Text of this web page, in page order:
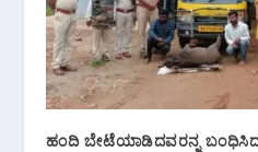
ಹಂದಿ ಬೇಟೆಯಾಡಿದವರ‌ನ್ನ ಬಂಧಿಸಿದ